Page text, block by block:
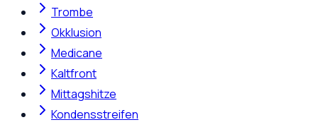
Trombe
Okklusion
Medicane
Kaltfront
Mittagshitze
Kondensstreifen